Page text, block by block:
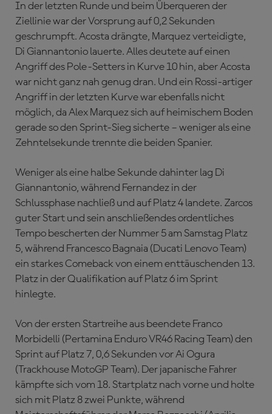
In der letzten Runde und beim Überqueren der
Ziellinie war der Vorsprung auf 0,2 Sekunden
geschrumpft. Acosta drängte, Marquez verteidigte,
Di Giannantonio lauerte. Alles deutete auf einen
Angriff des Pole-Setters in Kurve 10 hin, aber Acosta
war nicht ganz nah genug dran. Und ein Rossi-artiger
Angriff in der letzten Kurve war ebenfalls nicht
möglich, da Alex Marquez sich auf heimischem Boden
gerade so den Sprint-Sieg sicherte – weniger als eine
Zehntelsekunde trennte die beiden Spanier.
Weniger als eine halbe Sekunde dahinter lag Di
Giannantonio, während Fernandez in der
Schlussphase nachließ und auf Platz 4 landete. Zarcos
guter Start und sein anschließendes ordentliches
Tempo bescherten der Nummer 5 am Samstag Platz
5, während Francesco Bagnaia (Ducati Lenovo Team)
ein starkes Comeback von einem enttäuschenden 13.
Platz in der Qualifikation auf Platz 6 im Sprint
hinlegte.
Von der ersten Startreihe aus beendete Franco
Morbidelli (Pertamina Enduro VR46 Racing Team) den
Sprint auf Platz 7, 0,6 Sekunden vor Ai Ogura
(Trackhouse MotoGP Team). Der japanische Fahrer
kämpfte sich vom 18. Startplatz nach vorne und holte
sich mit Platz 8 zwei Punkte, während